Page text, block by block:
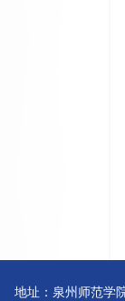
地址：泉州师范学